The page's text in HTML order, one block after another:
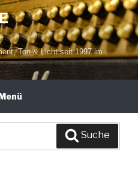
Ton & Licht seit 1997 im
Suche